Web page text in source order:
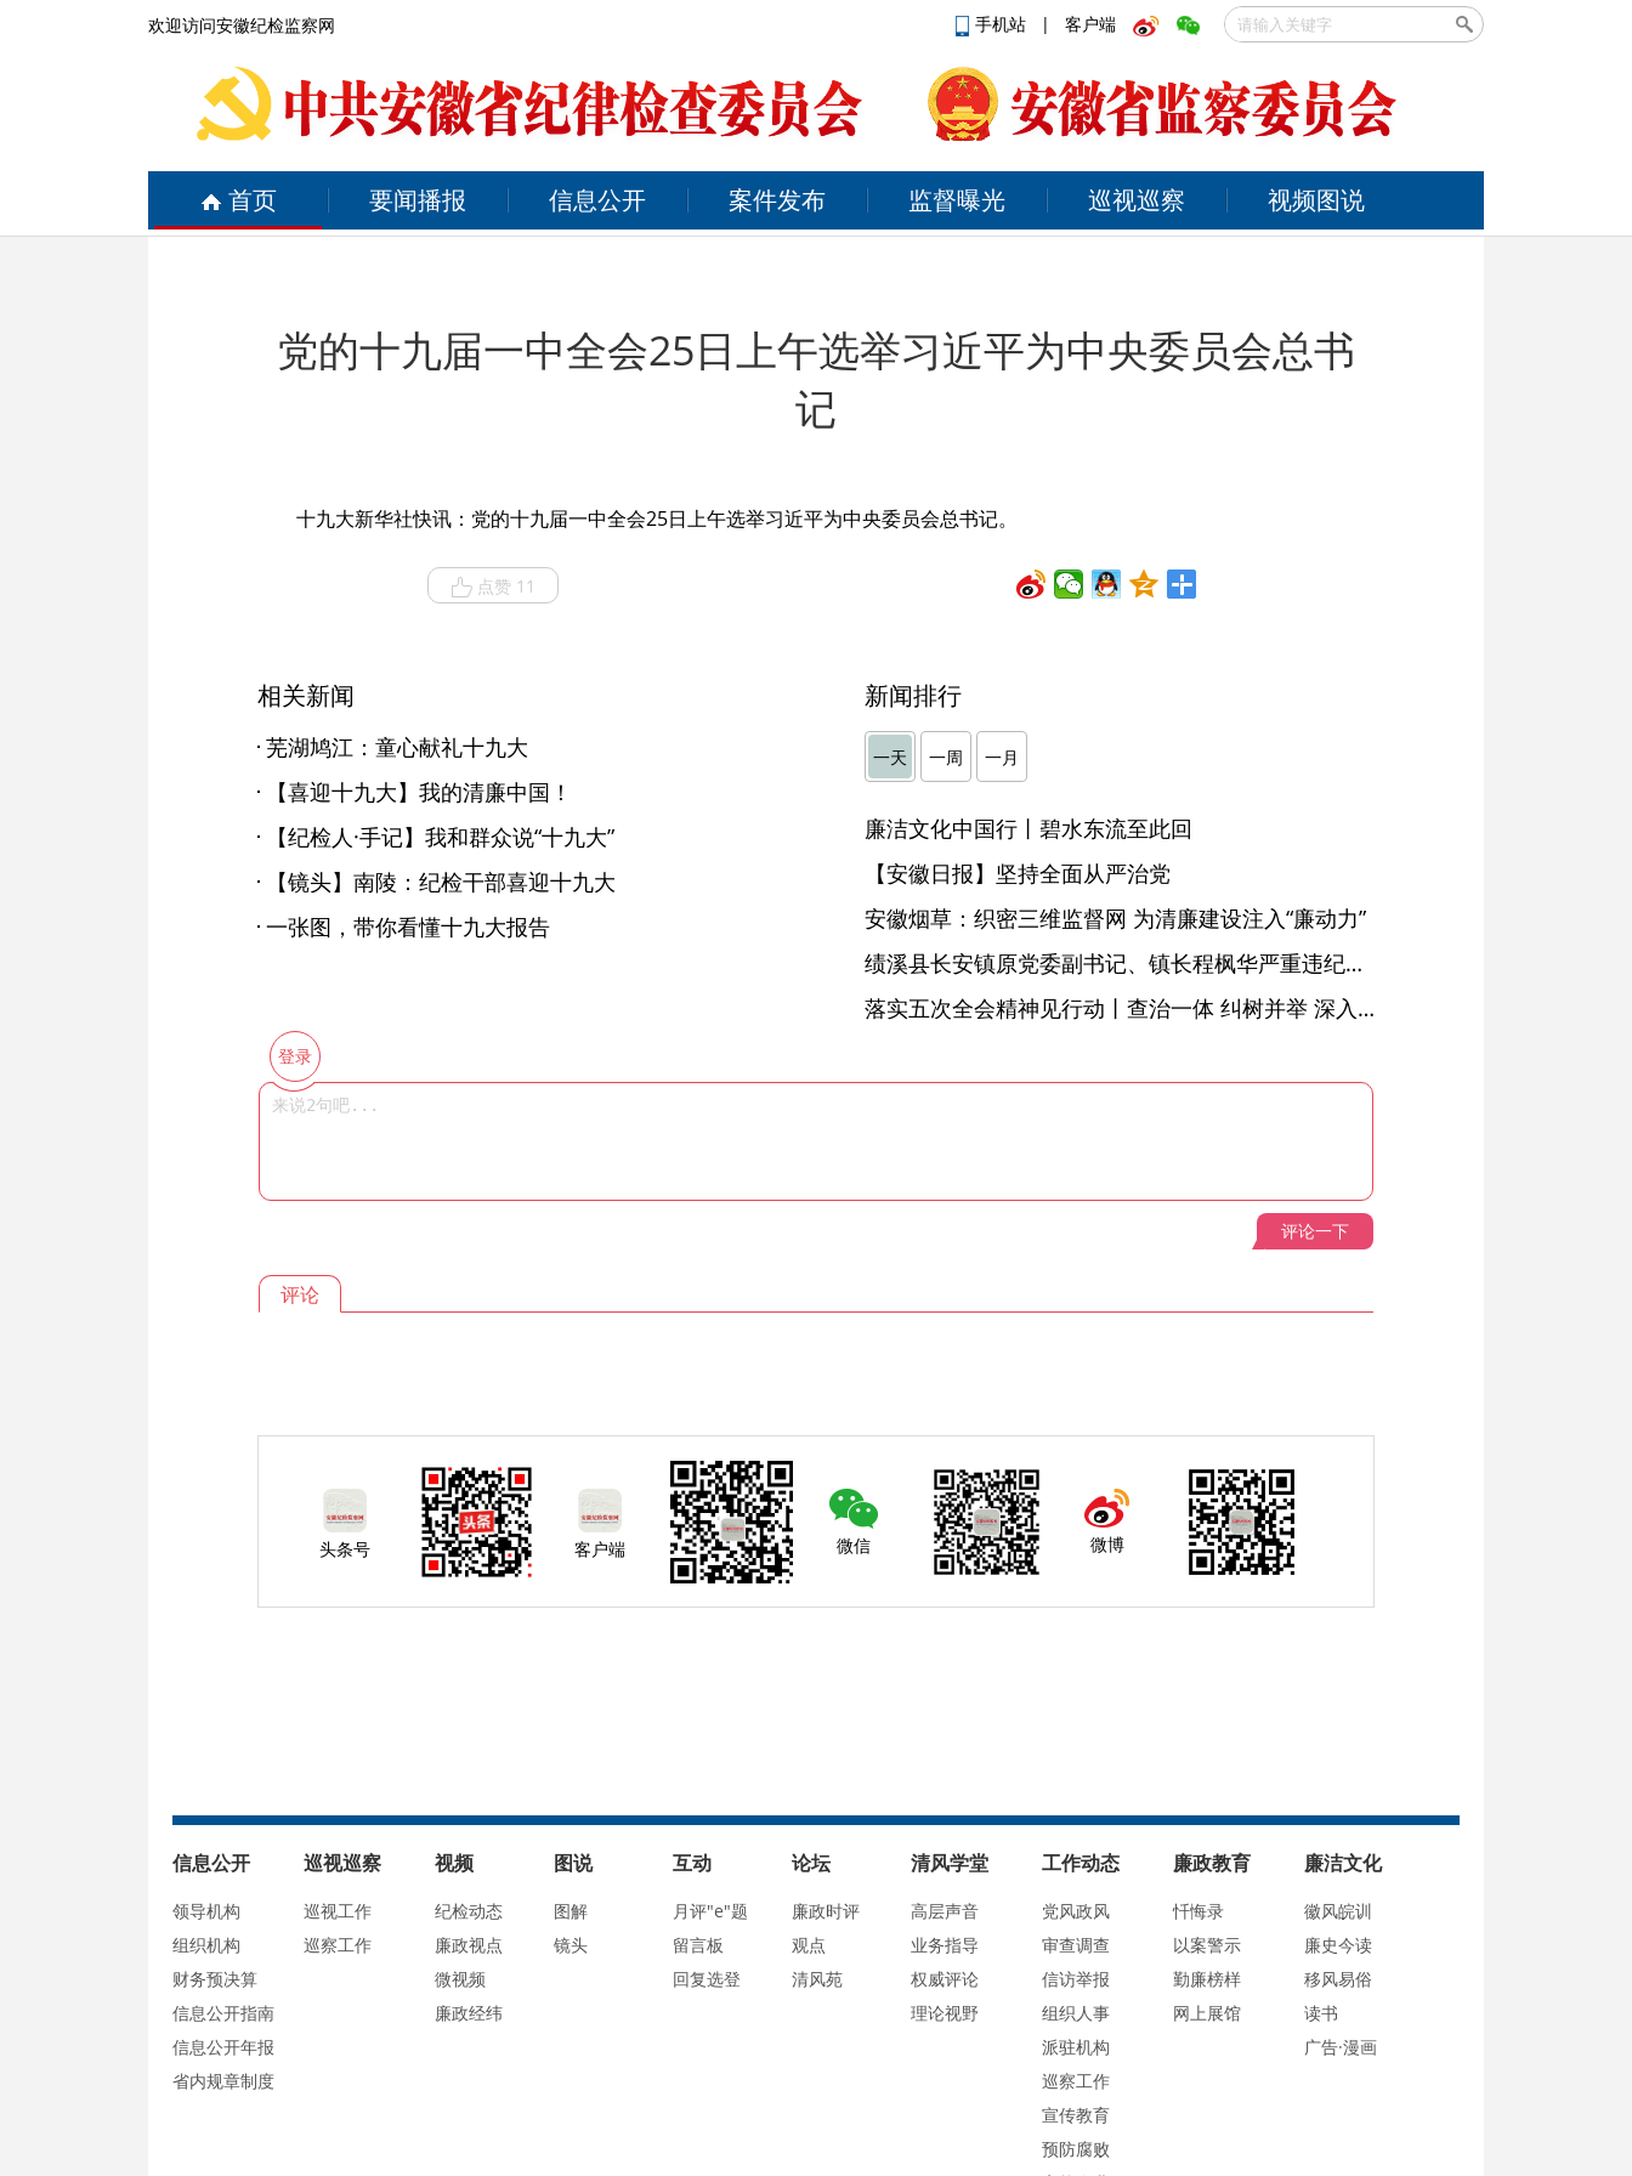
欢迎访问安徽纪检监察网 手机站 | 客户端
首页 要闻播报 信息公开 案件发布 监督曝光 巡视巡察 视频图说
党的十九届一中全会25日上午选举习近平为中央委员会总书
记
十九大新华社快讯：党的十九届一中全会25日上午选举习近平为中央委员会总书记。
点赞 11
相关新闻
芜湖鸠江：童心献礼十九大
【喜迎十九大】我的清廉中国！
【纪检人·手记】我和群众说“十九大”
【镜头】南陵：纪检干部喜迎十九大
一张图，带你看懂十九大报告
新闻排行
一天 一周 一月
廉洁文化中国行丨碧水东流至此回
【安徽日报】坚持全面从严治党
安徽烟草：织密三维监督网 为清廉建设注入“廉动力”
绩溪县长安镇原党委副书记、镇长程枫华严重违纪违法被开除党籍和公职
落实五次全会精神见行动丨查治一体 纠树并举 深入推进风腐同查同治
登录
评论一下
评论
头条号 客户端 微信 微博
信息公开
领导机构
组织机构
财务预决算
信息公开指南
信息公开年报
省内规章制度
巡视巡察
巡视工作
巡察工作
视频
纪检动态
廉政视点
微视频
廉政经纬
图说
图解
镜头
互动
月评"e"题
留言板
回复选登
论坛
廉政时评
观点
清风苑
清风学堂
高层声音
业务指导
权威评论
理论视野
工作动态
党风政风
审查调查
信访举报
组织人事
派驻机构
巡察工作
宣传教育
预防腐败
廉政教育
忏悔录
以案警示
勤廉榜样
网上展馆
廉洁文化
徽风皖训
廉史今读
移风易俗
读书
广告·漫画